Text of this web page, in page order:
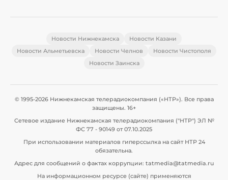
Новости Нижнекамска
Новости Казани
Новости Альметьевска
Новости Челнов
Новости Чистополя
Новости Заинска
© 1995-2026 Нижнекамская телерадиокомпания («НТР»). Все права
защищены. 16+
Сетевое издание Нижнекамская телерадиокомпания ("НТР") ЭЛ №
ФС 77 - 90149 от 07.10.2025
При использовании материалов гиперссылка на сайт НТР 24
обязательна.
Адрес для сообщений о фактах коррупции: tatmedia@tatmedia.ru
На информационном ресурсе (сайте) применяются